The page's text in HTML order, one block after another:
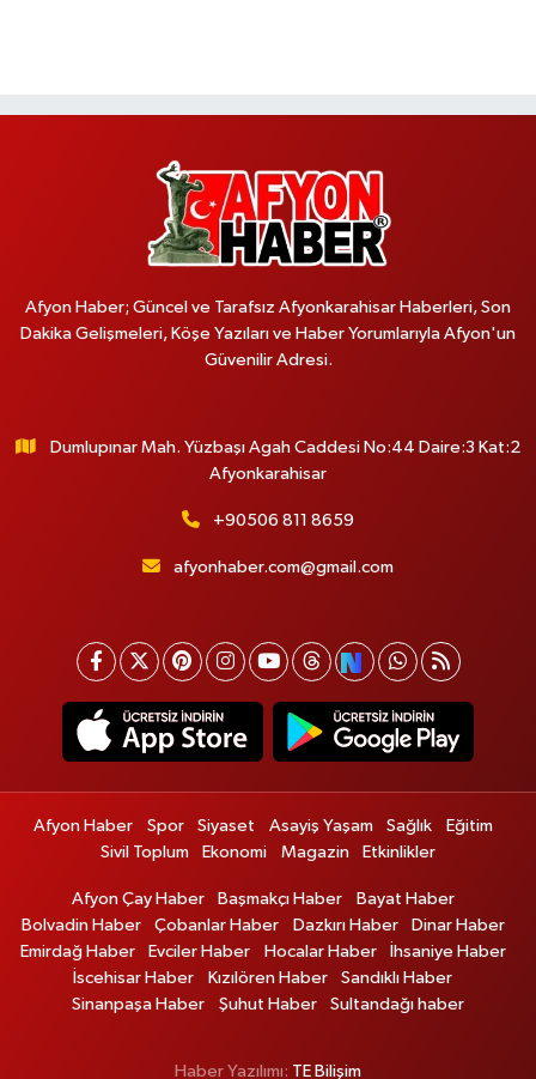
Afyon Haber; Güncel ve Tarafsız Afyonkarahisar Haberleri, Son
Dakika Gelişmeleri, Köşe Yazıları ve Haber Yorumlarıyla Afyon'un
Güvenilir Adresi.
Dumlupınar Mah. Yüzbaşı Agah Caddesi No:44 Daire:3 Kat:2
Afyonkarahisar
+90506 811 8659
afyonhaber.com@gmail.com
Afyon Haber Spor Siyaset Asayiş Yaşam Sağlık
Eğitim
Sivil Toplum
Ekonomi Magazin Etkinlikler
Afyon Çay Haber Başmakçı Haber
Bayat Haber
Bolvadin Haber
Çobanlar Haber Dazkırı Haber
Dinar Haber
Emirdağ Haber
Evciler Haber Hocalar Haber
İhsaniye Haber
İscehisar Haber
Kızılören Haber
Sandıklı Haber
Sinanpaşa Haber
Şuhut Haber Sultandağı haber
Haber Yazılımı: TE Bilişim